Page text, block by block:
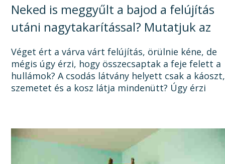
Neked is meggyűlt a bajod a felújítás
utáni nagytakarítással? Mutatjuk az
okát, és a megoldást!
Véget ért a várva várt felújítás, örülnie kéne, de
mégis úgy érzi, hogy összecsaptak a feje felett a
hullámok? A csodás látvány helyett csak a káoszt,
szemetet és a kosz látja mindenütt? Úgy érzi